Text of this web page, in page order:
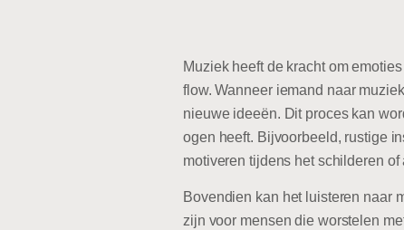
Muziek heeft de kracht om
flow. Wanneer iemand naar
nieuwe ideeën. Dit proces kan
ogen heeft. Bijvoorbeeld, rustige
motiveren tijdens het schilderen
Bovendien kan het luisteren naar
zijn voor mensen die worstelen